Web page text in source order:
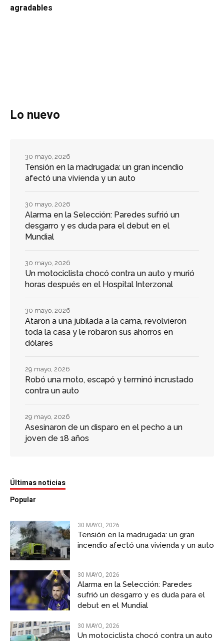
agradables
Lo nuevo
Tensión en la madrugada: un gran incendio
afectó una vivienda y un auto
30 mayo, 2026
Alarma en la Selección: Paredes sufrió un
desgarro y es duda para el debut en el
Mundial
30 mayo, 2026
Un motociclista chocó contra un auto y murió
horas después en el Hospital Interzonal
30 mayo, 2026
Ataron a una jubilada a la cama, revolvieron
toda la casa y le robaron sus ahorros en
dólares
30 mayo, 2026
Robó una moto, escapó y terminó incrustado
contra un auto
29 mayo, 2026
Asesinaron de un disparo en el pecho a un
joven de 18 años
29 mayo, 2026
Últimas noticias
Popular
30 MAYO, 2026
Tensión en la madrugada: un gran
incendio afectó una vivienda y un auto
30 MAYO, 2026
Alarma en la Selección: Paredes
sufrió un desgarro y es duda para el
debut en el Mundial
30 MAYO, 2026
Un motociclista chocó contra un auto